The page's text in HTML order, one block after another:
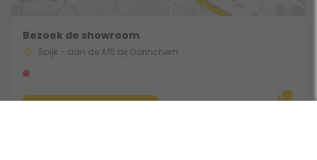
Bezoek de showroom
Spijk - aan de A15 bij Gorinchem